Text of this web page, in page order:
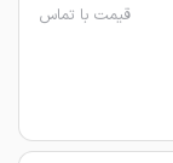
قیمت با تماس